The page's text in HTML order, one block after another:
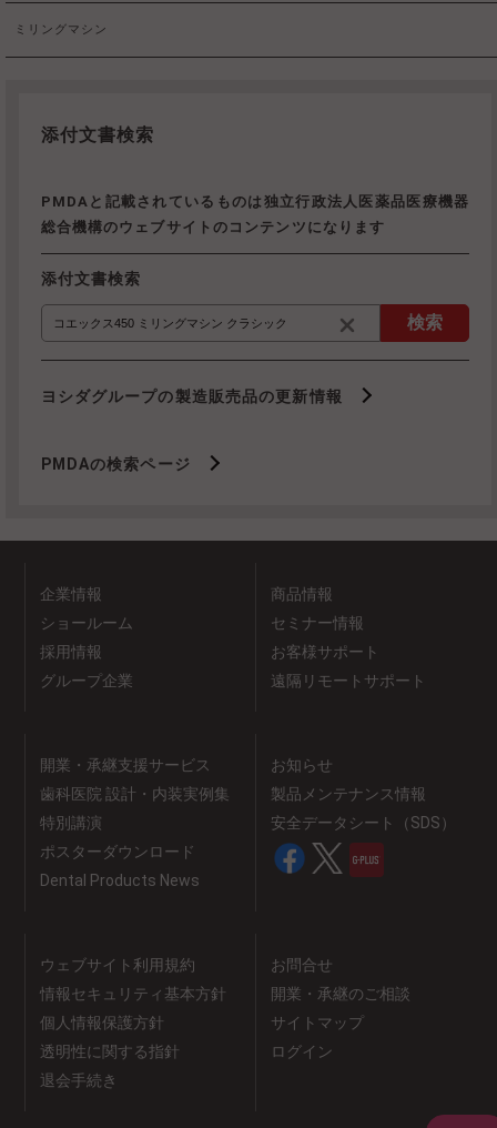
ミリングマシン
添付文書検索
PMDAと記載されているものは独立行政法人医薬品医療機器
総合機構のウェブサイトのコンテンツになります
添付文書検索
検索
ヨシダグループの製造販売品の更新情報
PMDAの検索ページ
企業情報
ショールーム
採用情報
グループ企業
商品情報
セミナー情報
お客様サポート
遠隔リモートサポート
開業・承継支援サービス
歯科医院 設計・内装実例集
特別講演
ポスターダウンロード
Dental Products News
お知らせ
製品メンテナンス情報
安全データシート（SDS）
ウェブサイト利用規約
情報セキュリティ基本方針
個人情報保護方針
透明性に関する指針
退会手続き
お問合せ
開業・承継のご相談
サイトマップ
ログイン